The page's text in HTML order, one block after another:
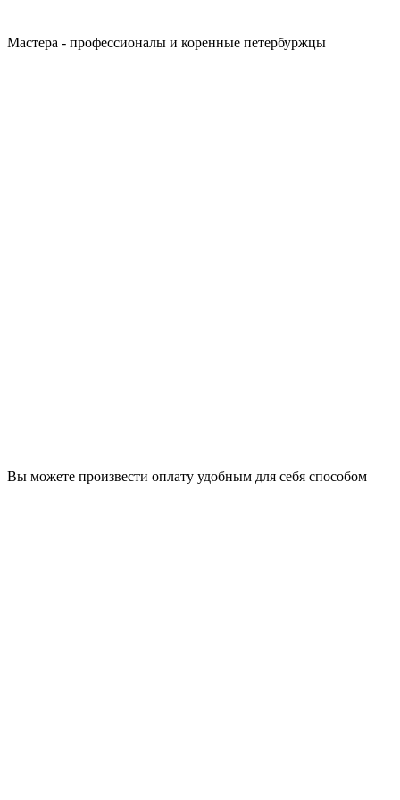
Мастера - профессионалы и коренные петербуржцы
Вы можете произвести оплату удобным для себя способом